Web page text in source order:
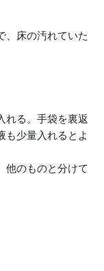
、床の汚れていた
れる。手袋を裏返
も少量入れるとよ
他のものと分けて